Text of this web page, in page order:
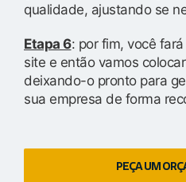
qualidade, ajustando se
Etapa 6: por fim, você
site e então vamos
deixando-o pronto para
sua empresa de forma
PEÇA UM